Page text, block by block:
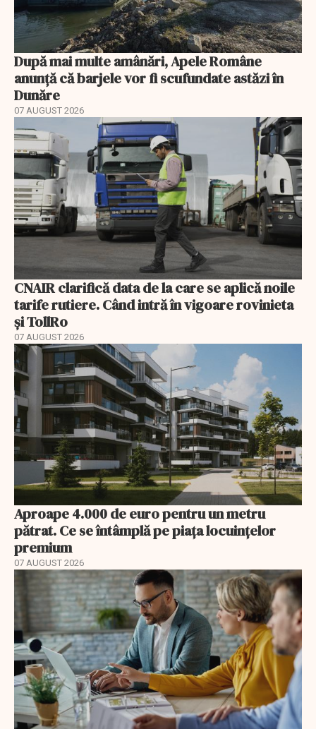
După mai multe amânări, Apele Române
anunță că barjele vor fi scufundate astăzi în
Dunăre
07 AUGUST 2026
CNAIR clarifică data de la care se aplică noile
tarife rutiere. Când intră în vigoare rovinieta
și TollRo
07 AUGUST 2026
Aproape 4.000 de euro pentru un metru
pătrat. Ce se întâmplă pe piața locuințelor
premium
07 AUGUST 2026